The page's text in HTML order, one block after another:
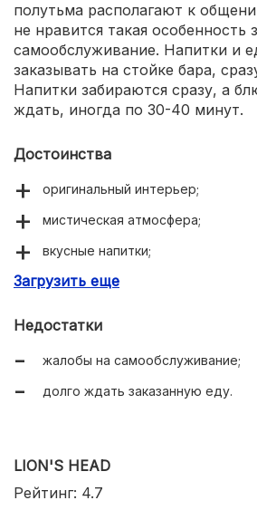
полутьма располагают к
не нравится такая особенность
самообслуживание. Напитки и
заказывать на стойке бара,
Напитки забираются сразу, а
ждать, иногда по 30-40 минут.
Достоинства
оригинальный интерьер;
мистическая атмосфера;
вкусные напитки;
дружелюбный и общительный
Загрузить еще
Недостатки
жалобы на самообслуживание;
долго ждать заказанную еду.
LION'S HEAD
Рейтинг: 4.7